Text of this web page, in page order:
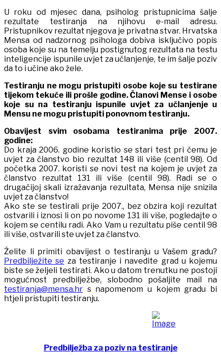
U roku od mjesec dana, psiholog pristupnicima šalje
rezultate testiranja na njihovu e-mail adresu.
Pristupnikov rezultat njegova je privatna stvar. Hrvatska
Mensa od nadzornog psihologa dobiva isključivo popis
osoba koje su na temelju postignutog rezultata na testu
inteligencije ispunile uvjet za učlanjenje, te im šalje poziv
da to i učine ako žele.
Testiranju ne mogu pristupiti osobe koje su testirane
tijekom tekuće ili prošle godine. Članovi Mense i osobe
koje su na testiranju ispunile uvjet za učlanjenje u
Mensu ne mogu pristupiti ponovnom testiranju.
Obavijest svim osobama testiranima prije 2007.
godine:
Do kraja 2006. godine koristio se stari test pri čemu je
uvjet za članstvo bio rezultat 148 ili više (centil 98). Od
početka 2007. koristi se novi test na kojem je uvjet za
članstvo rezultat 131 ili više (centil 98). Radi se o
drugačijoj skali izražavanja rezultata, Mensa nije snizila
uvjet za članstvo!
Ako ste se testirali prije 2007., bez obzira koji rezultat
ostvarili i iznosi li on po novome 131 ili više, pogledajte o
kojem se centilu radi. Ako Vam u rezultatu piše centil 98
ili više, ostvarili ste uvjet za članstvo.
Želite li primiti obavijest o testiranju u Vašem gradu?
Predbilježite se za testiranje i navedite grad u kojemu
biste se željeli testirati. Ako u datom trenutku ne postoji
mogućnost predbilježbe, slobodno pošaljite mail na
testiranja@mensa.hr s napomenom u kojem gradu bi
htjeli pristupiti testiranju.
Predbilježba za poziv na testiranje